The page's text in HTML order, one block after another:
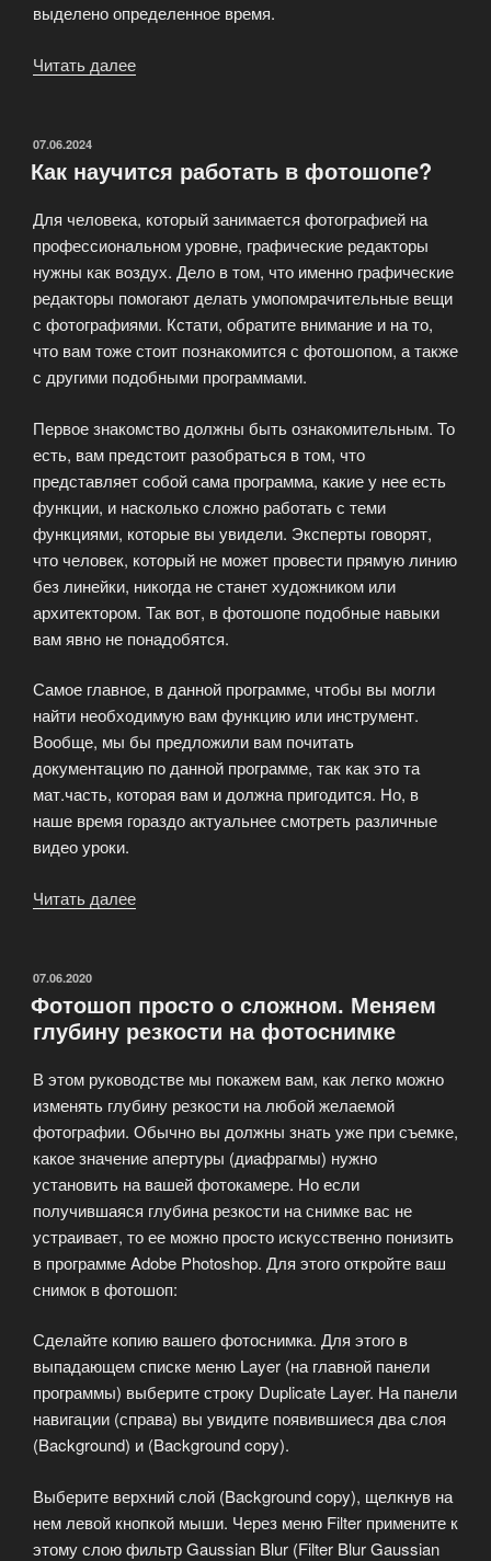
выделено определенное время.
Читать далее
ОПУБЛИКОВАНО
07.06.2024
Как научится работать в фотошопе?
Для человека, который занимается фотографией на
профессиональном уровне, графические редакторы
нужны как воздух. Дело в том, что именно графические
редакторы помогают делать умопомрачительные вещи
с фотографиями. Кстати, обратите внимание и на то,
что вам тоже стоит познакомится с фотошопом, а также
с другими подобными программами.
Первое знакомство должны быть ознакомительным. То
есть, вам предстоит разобраться в том, что
представляет собой сама программа, какие у нее есть
функции, и насколько сложно работать с теми
функциями, которые вы увидели. Эксперты говорят,
что человек, который не может провести прямую линию
без линейки, никогда не станет художником или
архитектором. Так вот, в фотошопе подобные навыки
вам явно не понадобятся.
Самое главное, в данной программе, чтобы вы могли
найти необходимую вам функцию или инструмент.
Вообще, мы бы предложили вам почитать
документацию по данной программе, так как это та
мат.часть, которая вам и должна пригодится. Но, в
наше время гораздо актуальнее смотреть различные
видео уроки.
Читать далее
фотошопе?»
ОПУБЛИКОВАНО
07.06.2020
Фотошоп просто о сложном. Меняем
глубину резкости на фотоснимке
В этом руководстве мы покажем вам, как легко можно
изменять глубину резкости на любой желаемой
фотографии. Обычно вы должны знать уже при съемке,
какое значение апертуры (диафрагмы) нужно
установить на вашей фотокамере. Но если
получившаяся глубина резкости на снимке вас не
устраивает, то ее можно просто искусственно понизить
в программе Adobe Photoshop. Для этого откройте ваш
снимок в фотошоп:
Сделайте копию вашего фотоснимка. Для этого в
выпадающем списке меню Layer (на главной панели
программы) выберите строку Duplicate Layer. На панели
навигации (справа) вы увидите появившиеся два слоя
(Background) и (Background copy).
Выберите верхний слой (Background copy), щелкнув на
нем левой кнопкой мыши. Через меню Filter примените к
этому слою фильтр Gaussian Blur (Filter Blur Gaussian